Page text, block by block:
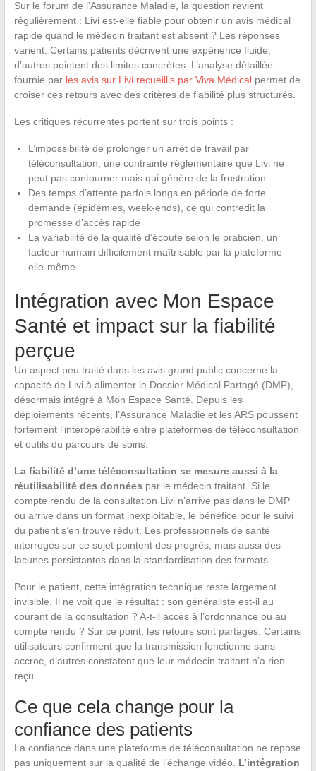
Sur le forum de l’Assurance Maladie, la question revient
régulièrement : Livi est-elle fiable pour obtenir un avis médical
rapide quand le médecin traitant est absent ? Les réponses
varient. Certains patients décrivent une expérience fluide,
d’autres pointent des limites concrètes. L’analyse détaillée
fournie par les avis sur Livi recueillis par Viva Médicalpermet de
croiser ces retours avec des critères de fiabilité plus structurés.
Les critiques récurrentes portent sur trois points :
L’impossibilité de prolonger un arrêt de travail par
téléconsultation, une contrainte réglementaire que Livi ne
peut pas contourner mais qui génère de la frustration
Des temps d’attente parfois longs en période de forte
demande (épidémies, week-ends), ce qui contredit la
promesse d’accès rapide
La variabilité de la qualité d’écoute selon le praticien, un
facteur humain difficilement maîtrisable par la plateforme
elle-même
Intégration avec Mon Espace
Santé et impact sur la fiabilité
perçue
Un aspect peu traité dans les avis grand public concerne la
capacité de Livi à alimenter le Dossier Médical Partagé (DMP),
désormais intégré à Mon Espace Santé. Depuis les
déploiements récents, l’Assurance Maladie et les ARS poussent
fortement l’interopérabilité entre plateformes de téléconsultation
et outils du parcours de soins.
La fiabilité d’une téléconsultation se mesure aussi à la
réutilisabilité des données par le médecin traitant. Si le
compte rendu de la consultation Livi n’arrive pas dans le DMP
ou arrive dans un format inexploitable, le bénéfice pour le suivi
du patient s’en trouve réduit. Les professionnels de santé
interrogés sur ce sujet pointent des progrès, mais aussi des
lacunes persistantes dans la standardisation des formats.
Pour le patient, cette intégration technique reste largement
invisible. Il ne voit que le résultat : son généraliste est-il au
courant de la consultation ? A-t-il accès à l’ordonnance ou au
compte rendu ? Sur ce point, les retours sont partagés. Certains
utilisateurs confirment que la transmission fonctionne sans
accroc, d’autres constatent que leur médecin traitant n’a rien
reçu.
Ce que cela change pour la
confiance des patients
La confiance dans une plateforme de téléconsultation ne repose
pas uniquement sur la qualité de l’échange vidéo. L’intégration